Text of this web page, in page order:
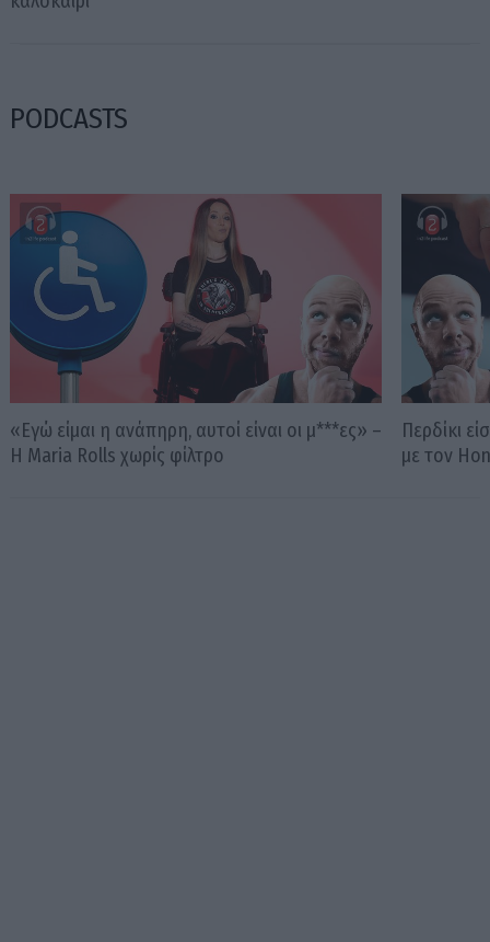
PODCASTS
«Εγώ είμαι η ανάπηρη, αυτοί είναι οι μ***ες» –
Η Maria Rolls χωρίς φίλτρο
Περδίκι
με τον